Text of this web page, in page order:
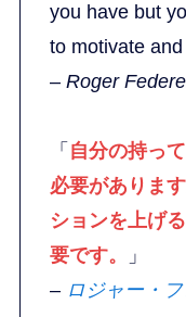
you have but
to motivate
–Roger
「 自分の持っ
必要があります
ションを上げ
要です。
」
– ロジャー・